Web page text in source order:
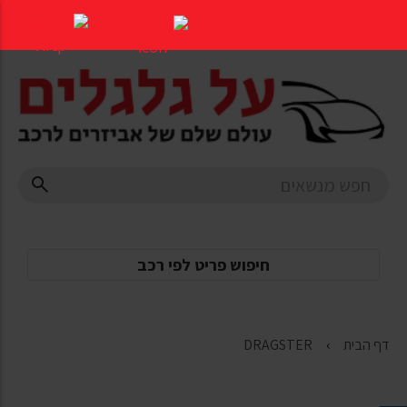
העמוד
חיפוש פריט לפי רכב
דף הבית DRAGSTER